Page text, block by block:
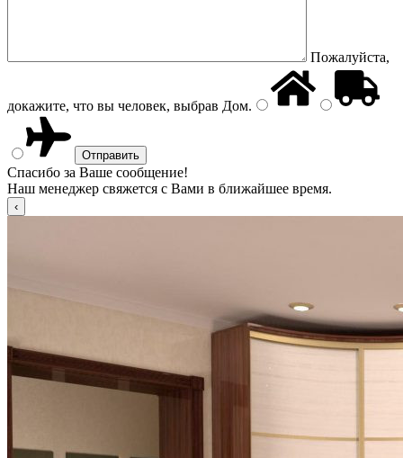
Пожалуйста,
докажите, что вы человек, выбрав Дом.
Спасибо за Ваше сообщение!
Наш менеджер свяжется с Вами в ближайшее время.